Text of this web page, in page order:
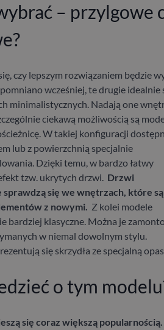
– przylgowe
czy lepszym rozwiązaniem będzie
wcześniej, te drugie idealnie
minimalistycznych. Nadają one
ciekawą możliwością są
W takiej konfiguracji
lub z powierzchnią specjalnie
Dzięki temu, w bardzo łatwy
tzw. ukrytych drzwi. Drzwi
się we wnętrzach, które są
z nowymi. Z kolei modele
bardziej klasyczne. Można je
w niemal dowolnym stylu.
się skrzydła ze specjalną
o tym
się coraz większą popularnością.